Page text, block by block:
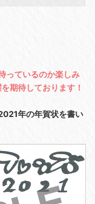
っているのか楽しみ
期待しております！
年の年賀状を書い